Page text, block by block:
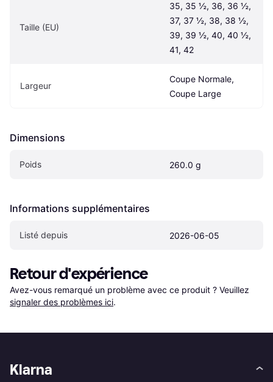
Taille (EU)
35, 35 ½, 36, 36 ½,
37, 37 ½, 38, 38 ½,
39, 39 ½, 40, 40 ½,
41, 42
Largeur
Coupe Normale,
Coupe Large
Dimensions
Poids 260.0 g
Informations supplémentaires
Listé depuis 2026-06-05
Retour d'expérience
Avez-vous remarqué un problème avec ce produit ? Veuillez
signaler des problèmes ici.
Klarna